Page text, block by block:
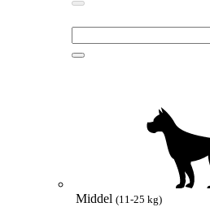
Middel (11-25 kg)